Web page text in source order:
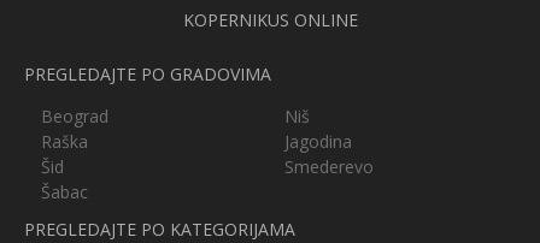
KOPERNIKUS ONLINE
PREGLEDAJTE PO GRADOVIMA
Beograd
Niš
Raška
Jagodina
Šid
Smederevo
Šabac
PREGLEDAJTE PO KATEGORIJAMA